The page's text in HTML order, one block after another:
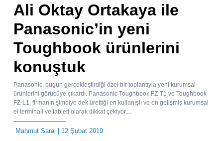
Ali Oktay Ortakaya ile
Panasonic’in yeni
Toughbook ürünlerini
konuştuk
Panasonic, bugün gerçekleştirdiği özel bir toplantıyla yeni kurumsal
ürünlerini görücüye çıkardı. Panasonic Toughbook FZ-T1 ve Toughbook
FZ-L1, firmanın şimdiye dek ürettiği en kullanışlı ve en gelişmiş kurumsal
el terminali ve tableti olarak dikkat çekiyor....
Mahmut Saral | 12 Şubat 2019